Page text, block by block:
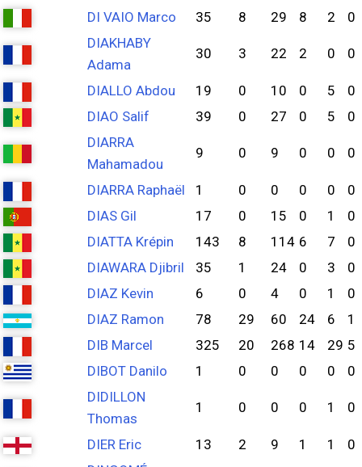
DI VAIO Marco 35 8 29 8 2
0
DIAKHABY
Adama
30 3 22 2 0 0
DIALLO Abdou 19 0 10 0 5
0
DIAO Salif
39 0 27 0 5
0
DIARRA
Mahamadou
9 0 9 0 0 0
DIARRA Raphaël 1 0 0 0 0
0
DIAS Gil
17 0 15 0 1
0
DIATTA Krépin
143 8 114 6 7
0
DIAWARA Djibril
35 1 24 0 3
0
DIAZ Kevin
6 0 4 0 1
0
DIAZ Ramon
78 29 60 24 6
1
DIB Marcel
325 20 268 14 29 5
DIBOT Danilo
1 0 0 0 0
0
DIDILLON
Thomas
1 0 0 0 1 0
DIER Eric 13 2 9 1 1
0